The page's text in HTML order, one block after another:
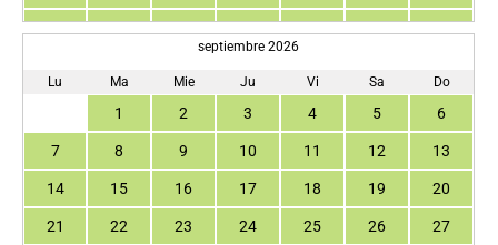
24 25 26 27 28 29 30
septiembre 2026
Lu Ma Mie Ju Vi Sa Do
1 2 3 4 5 6
7 8 9 10 11 12 13
14 15 16 17 18 19 20
21 22 23 24 25 26 27